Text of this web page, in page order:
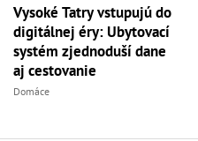
Vysoké Tatry vstupujú do
digitálnej éry: Ubytovací
systém zjednoduší dane
aj cestovanie
Domáce